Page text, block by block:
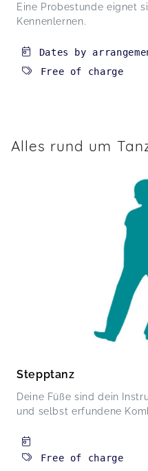
Eine Probestunde eignet
Kennenlernen.
Dates by
Free of charge
Alles rund um
Stepptanz
Deine Füße sind dein
und selbst erfundene
Free of charge